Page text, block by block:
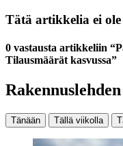
Tätä artikkelia ei
0 vastausta artikkeliin
Tilausmäärät kasvussa”
Tänään Tällä viikolla